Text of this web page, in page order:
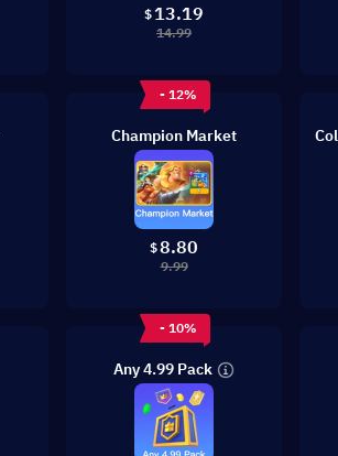
$ 13.19
14.99
- 12%
Champion Market
$8.80
9.99
- 10%
Any 4.99 Pack